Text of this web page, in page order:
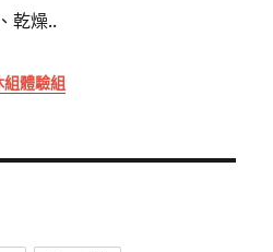
乾燥..
體驗組